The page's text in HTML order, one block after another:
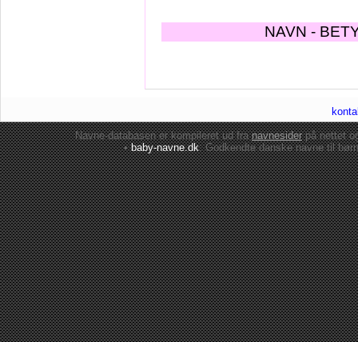
NAVN -
Navne-databasen er kompileret ud franavnesiderpå nettet
•baby-navne.dk: Godkendte danskenavne til børn